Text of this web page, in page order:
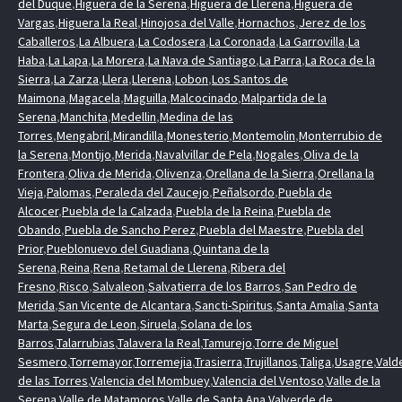
del Duque,Higuera de la Serena,Higuera de Llerena,Higuera de
Vargas,Higuera la Real,Hinojosa del Valle,Hornachos,Jerez de los
Caballeros,La Albuera,La Codosera,La Coronada,La Garrovilla,La
Haba,La Lapa,La Morera,La Nava de Santiago,La Parra,La Roca de la
Sierra,La Zarza,Llera,Llerena,Lobon,Los Santos de
Maimona,Magacela,Maguilla,Malcocinado,Malpartida de la
Serena,Manchita,Medellin,Medina de las
Torres,Mengabril,Mirandilla,Monesterio,Montemolin,Monterrubio de
la Serena,Montijo,Merida,Navalvillar de Pela,Nogales,Oliva de la
Frontera,Oliva de Merida,Olivenza,Orellana de la Sierra,Orellana la
Vieja,Palomas,Peraleda del Zaucejo,Peñalsordo,Puebla de
Alcocer,Puebla de la Calzada,Puebla de la Reina,Puebla de
Obando,Puebla de Sancho Perez,Puebla del Maestre,Puebla del
Prior,Pueblonuevo del Guadiana,Quintana de la
Serena,Reina,Rena,Retamal de Llerena,Ribera del
Fresno,Risco,Salvaleon,Salvatierra de los Barros,San Pedro de
Merida,San Vicente de Alcantara,Sancti-Spiritus,Santa Amalia,Santa
Marta,Segura de Leon,Siruela,Solana de los
Barros,Talarrubias,Talavera la Real,Tamurejo,Torre de Miguel
Sesmero,Torremayor,Torremejia,Trasierra,Trujillanos,Taliga,Usagre,
de las Torres,Valencia del Mombuey,Valencia del Ventoso,Valle de la